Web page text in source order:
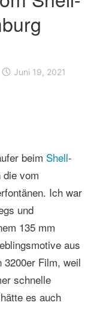
Juni 19, 2021
beim Shell-
die vom
Ich war
und
135 mm
aus
3200er Film, weil
schnelle
es auch